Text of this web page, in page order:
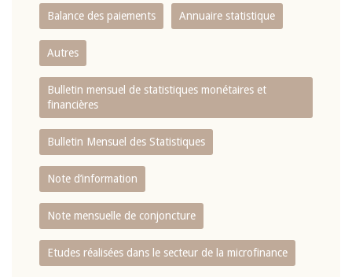
Balance des paiements Annuaire statistique
Autres
Bulletin mensuel de statistiques monétaires et
financières
Bulletin Mensuel des Statistiques
Note d’information
Note mensuelle de conjoncture
Etudes réalisées dans le secteur de la microfinance